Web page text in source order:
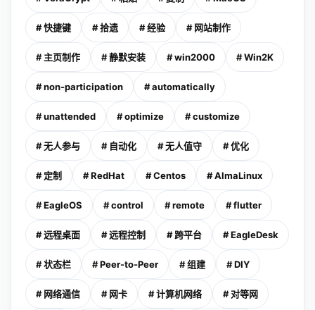
# 快捷键 # 拾遗 # 经验 # 网站制作
# 主页制作 # 静默安装 # win2000 # Win2K
# non-participation # automatically
# unattended # optimize # customize
# 无人参与 # 自动化 # 无人值守 # 优化
# 定制 # RedHat # Centos # AlmaLinux
# EagleOS # control # remote # flutter
# 远程桌面 # 远程控制 # 跨平台 # EagleDesk
# 状态栏 # Peer-to-Peer # 组建 # DIY
# 网络通信 # 网卡 # 计算机网络 # 对等网